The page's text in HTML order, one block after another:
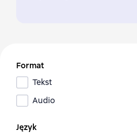
Format
Tekst
Audio
Język